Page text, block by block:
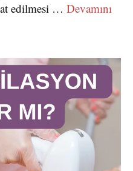
edilmesi … Devamını